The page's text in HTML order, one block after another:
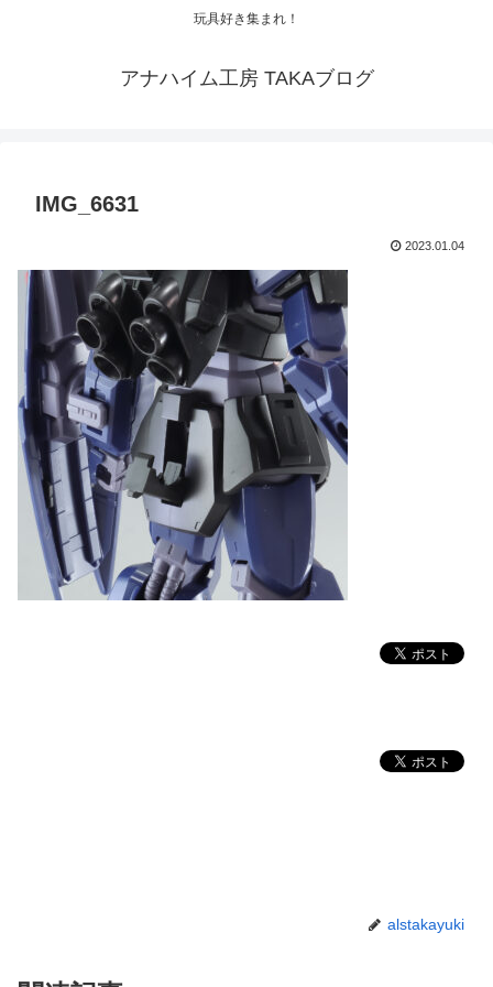
玩具好き集まれ！
アナハイム工房 TAKAブログ
IMG_6631
2023.01.04
alstakayuki